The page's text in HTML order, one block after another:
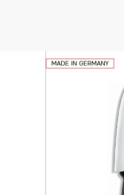
MADE IN GERMANY